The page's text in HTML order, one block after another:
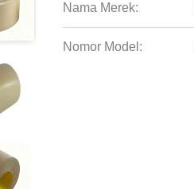
Nama Merek:
Nomor Model: